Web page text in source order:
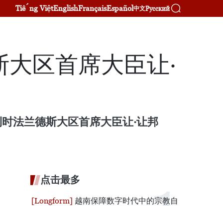
Tiếng ViệtEnglishFrançaisEspañol中文Русский
区首席大臣让·
法兰德斯大区首席大臣让·让邦
点击最多
越南保障数字时代中的宗教自